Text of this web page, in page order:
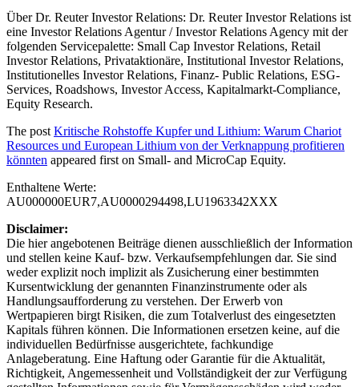
Über Dr. Reuter Investor Relations: Dr. Reuter Investor Relations ist
eine Investor Relations Agentur / Investor Relations Agency mit der
folgenden Servicepalette: Small Cap Investor Relations, Retail
Investor Relations, Privataktionäre, Institutional Investor Relations,
Institutionelles Investor Relations, Finanz- Public Relations, ESG-
Services, Roadshows, Investor Access, Kapitalmarkt-Compliance,
Equity Research.
The post Kritische Rohstoffe Kupfer und Lithium: Warum Chariot
Resources und European Lithium von der Verknappung profitieren
könnten appeared first on Small- and MicroCap Equity.
Enthaltene Werte:
AU000000EUR7,AU0000294498,LU1963342XXX
Disclaimer:
Die hier angebotenen Beiträge dienen ausschließlich der Information
und stellen keine Kauf- bzw. Verkaufsempfehlungen dar. Sie sind
weder explizit noch implizit als Zusicherung einer bestimmten
Kursentwicklung der genannten Finanzinstrumente oder als
Handlungsaufforderung zu verstehen. Der Erwerb von
Wertpapieren birgt Risiken, die zum Totalverlust des eingesetzten
Kapitals führen können. Die Informationen ersetzen keine, auf die
individuellen Bedürfnisse ausgerichtete, fachkundige
Anlageberatung. Eine Haftung oder Garantie für die Aktualität,
Richtigkeit, Angemessenheit und Vollständigkeit der zur Verfügung